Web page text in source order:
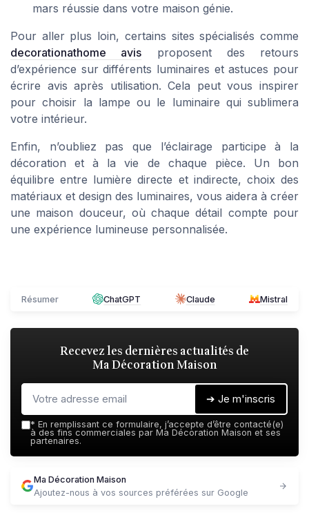
mars réussie dans votre maison génie.
Pour aller plus loin, certains sites spécialisés comme
decorationathome avis proposent des retours
d’expérience sur différents luminaires et astuces pour
écrire avis après utilisation. Cela peut vous inspirer
pour choisir la lampe ou le luminaire qui sublimera
votre intérieur.
Enfin, n’oubliez pas que l’éclairage participe à la
décoration et à la vie de chaque pièce. Un bon
équilibre entre lumière directe et indirecte, choix des
matériaux et design des luminaires, vous aidera à créer
une maison douceur, où chaque détail compte pour
une expérience lumineuse personnalisée.
Résumer ChatGPT Claude Mistral
Recevez les dernières actualités de
Ma Décoration Maison
➔ Je m'inscris
* En remplissant ce formulaire, j’accepte d’être contacté(e)
à des fins commerciales par Ma Décoration Maison et ses
partenaires.
Ma Décoration Maison
Ajoutez-nous à vos sources préférées sur Google